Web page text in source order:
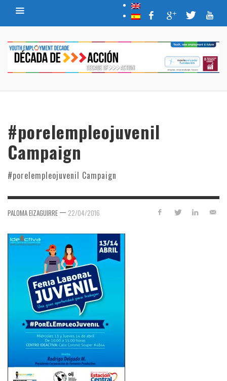
#porelempleojuvenil
Campaign
#porelempleojuvenil Campaign
PALOMA EIZAGUIRRE — 22/04/2016